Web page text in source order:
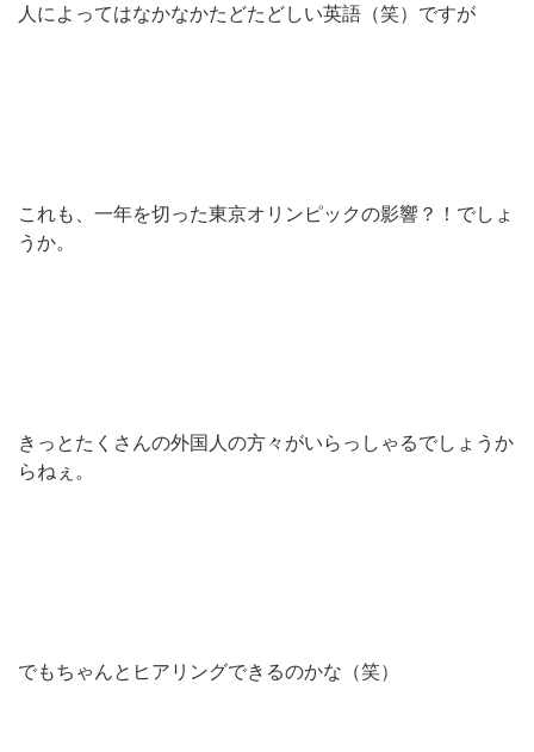
人によってはなかなかたどたどしい英語（笑）ですが
これも、一年を切った東京オリンピックの影響？！でしょ
うか。
きっとたくさんの外国人の方々がいらっしゃるでしょうか
らねぇ。
でもちゃんとヒアリングできるのかな（笑）